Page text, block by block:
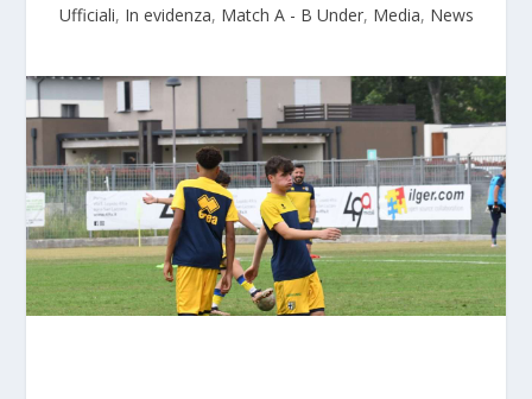
Ufficiali, In evidenza, Match A - B Under, Media, News